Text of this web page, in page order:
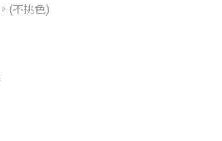
(不挑色)